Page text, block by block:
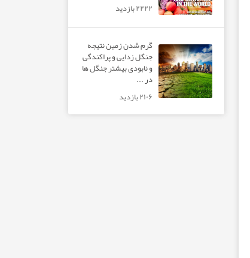
۲۲۲۲ بازدید
گرم شدن زمین نتیجه
جنگل زدایی و پراکندگی
و نابودی بیشتر جنگل ها
در ...
۲۱۰۶ بازدید